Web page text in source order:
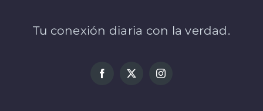
Tu conexión diaria con la verdad.